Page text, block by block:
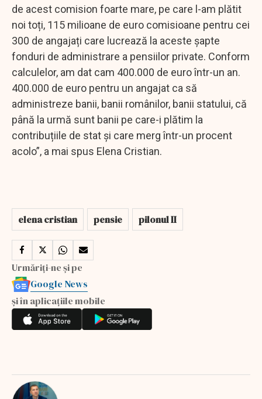
de acest comision foarte mare, pe care l-am plătit
noi toți, 115 milioane de euro comisioane pentru cei
300 de angajați care lucrează la aceste șapte
fonduri de administrare a pensiilor private. Conform
calculelor, am dat cam 400.000 de euro într-un an.
400.000 de euro pentru un angajat ca să
administreze banii, banii românilor, banii statului, că
până la urmă sunt banii pe care-i plătim la
contribuțiile de stat și care merg într-un procent
acolo”, a mai spus Elena Cristian.
elena cristian pensie pilonul II
Urmăriți-ne și pe
Google News
și în aplicațiile mobile